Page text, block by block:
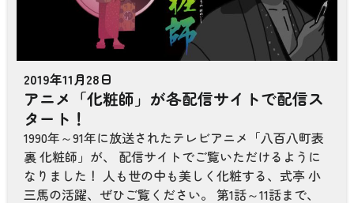
2019年11月28日
アニメ「化粧師」が各配信サイトで配信ス
タート！
1990年～91年に放送されたテレビアニメ「八百八町表
裏 化粧師」が、 配信サイトでご覧いただけるように
なりました！ 人も世の中も美しく化粧する、式亭 小
三馬の活躍、ぜひご覧ください。 第1話～11話まで、